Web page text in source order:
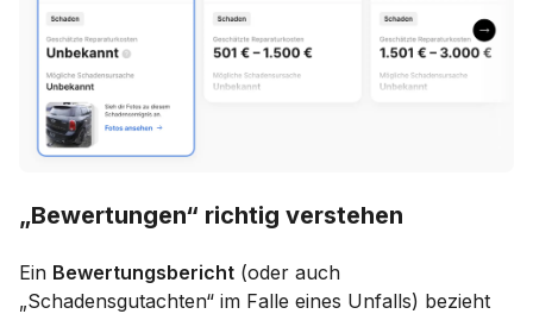
„Bewertungen“ richtig verstehen
Ein Bewertungsbericht (oder auch
„Schadensgutachten“ im Falle eines Unfalls) bezieht